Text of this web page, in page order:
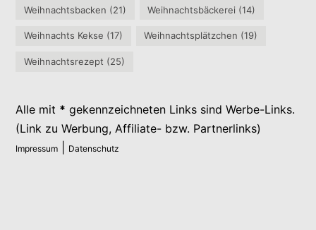
Weihnachtsbacken (21) Weihnachtsbäckerei (14)
Weihnachts Kekse (17) Weihnachtsplätzchen (19)
Weihnachtsrezept (25)
Alle mit * gekennzeichneten Links sind Werbe-Links.
(Link zu Werbung, Affiliate- bzw. Partnerlinks)
Impressum Datenschutz